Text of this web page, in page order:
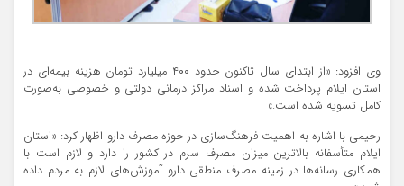
وی افزود: «از ابتدای سال تاکنون حدود ۴۰۰ میلیارد تومان هزینه بیمه‌ای در
استان ایلام پرداخت شده و اسناد مراکز درمانی دولتی و خصوصی به‌صورت
کامل تسویه شده است.»
رحیمی با اشاره به اهمیت فرهنگ‌سازی در حوزه مصرف دارو اظهار کرد: «استان
ایلام متأسفانه بالاترین میزان مصرف سرم در کشور را دارد و لازم است با
همکاری رسانه‌ها در زمینه مصرف منطقی دارو آموزش‌های لازم به مردم داده